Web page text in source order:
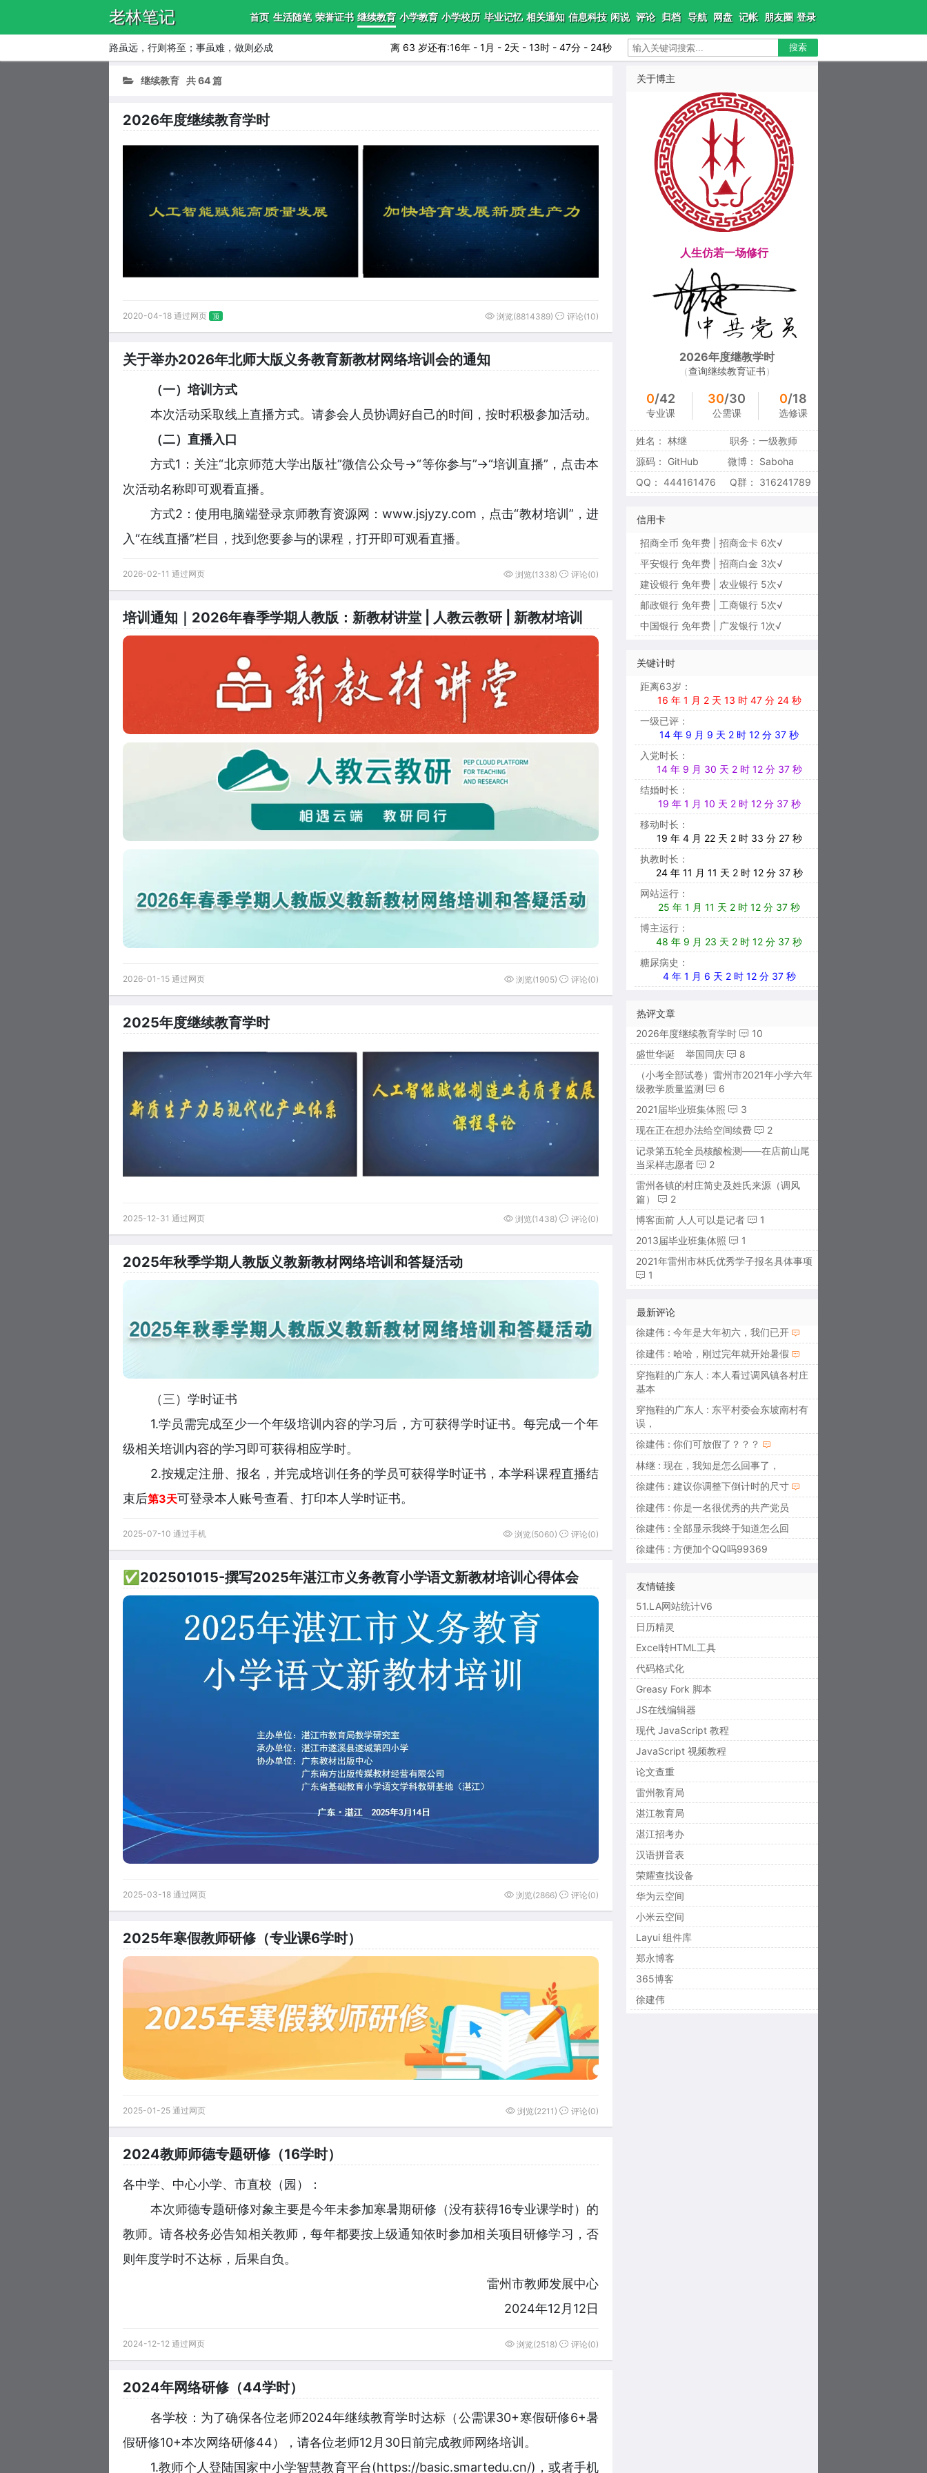
老林笔记 首页 生活随笔 荣誉证书 继续教育 小学教育 小学校历 毕业记忆 相关通知 信息科技 闲说 评论 归档 导航 网盘 记帐 朋友圈 登录
路虽远，行则将至；事虽难，做则必成 离 63 岁还有:16年 - 1月 - 2天 - 13时 - 47分 - 22秒 搜索
继续教育 共 64 篇
2026年度继续教育学时
2020-04-18 通过网页 顶 浏览(8814389) 评论(10)
关于举办2026年北师大版义务教育新教材网络培训会的通知
（一）培训方式
本次活动采取线上直播方式。请参会人员协调好自己的时间，按时积极参加活动。
（二）直播入口
方式1：关注“北京师范大学出版社”微信公众号→“等你参与”→“培训直播”，点击本
次活动名称即可观看直播。
方式2：使用电脑端登录京师教育资源网：www.jsjyzy.com ，点击“教材培训”，进
入“在线直播”栏目，找到您要参与的课程，打开即可观看直播。
2026-02-11 通过网页 浏览(1338) 评论(0)
培训通知｜2026年春季学期人教版：新教材讲堂 | 人教云教研 | 新教材培训
2026-01-15 通过网页 浏览(1905) 评论(0)
2025年度继续教育学时
2025-12-31 通过网页 浏览(1438) 评论(0)
2025年秋季学期人教版义教新教材网络培训和答疑活动
（三）学时证书
1.学员需完成至少一个年级培训内容的学习后，方可获得学时证书。每完成一个年
级相关培训内容的学习即可获得相应学时。
2.按规定注册、报名，并完成培训任务的学员可获得学时证书，本学科课程直播结
束后第3天可登录本人账号查看、打印本人学时证书。
2025-07-10 通过手机 浏览(5060) 评论(0)
✅202501015-撰写2025年湛江市义务教育小学语文新教材培训心得体会
2025-03-18 通过网页 浏览(2866) 评论(0)
2025年寒假教师研修（专业课6学时）
2025-01-25 通过网页 浏览(2211) 评论(0)
2024教师师德专题研修（16学时）
各中学、中心小学、市直校（园）：
本次师德专题研修对象主要是今年未参加寒暑期研修（没有获得16专业课学时）的
教师。请各校务必告知相关教师，每年都要按上级通知依时参加相关项目研修学习，否
则年度学时不达标，后果自负。
雷州市教师发展中心
2024年12月12日
2024-12-12 通过网页 浏览(2518) 评论(0)
2024年网络研修（44学时）
各学校：为了确保各位老师2024年继续教育学时达标（公需课30+寒假研修6+暑
假研修10+本次网络研修44），请各位老师12月30日前完成教师网络培训。
1.教师个人登陆国家中小学智慧教育平台(https://basic.smartedu.cn/)，或者手机
关于博主
人生仿若一场修行
2026年度继教学时
（查询继续教育证书）
0/42
专业课
30/30
公需课
0/18
选修课
姓名： 林继 职务： 一级教师
源码：
GitHub 微博：
Saboha
QQ：
444161476 Q群： 316241789
信用卡
招商全币 免年费 | 招商金卡 6次√
平安银行 免年费 | 招商白金 3次√
建设银行 免年费 | 农业银行 5次√
邮政银行 免年费 | 工商银行 5次√
中国银行 免年费 | 广发银行 1次√
关键计时
距离63岁：
16 年 1 月 2 天 13 时 47 分 21 秒
一级已评：
14 年 9 月 9 天 2 时 12 分 39 秒
入党时长：
14 年 9 月 30 天 2 时 12 分 39 秒
结婚时长：
19 年 1 月 10 天 2 时 12 分 39 秒
移动时长：
19 年 4 月 22 天 2 时 33 分 29 秒
执教时长：
24 年 11 月 11 天 2 时 12 分 39 秒
网站运行：
25 年 1 月 11 天 2 时 12 分 39 秒
博主运行：
48 年 9 月 23 天 2 时 12 分 39 秒
糖尿病史：
4 年 1 月 6 天 2 时 12 分 39 秒
热评文章
2026年度继续教育学时
10
盛世华诞 举国同庆
8
（小考全部试卷）雷州市2021年小学六年
级教学质量监测
6
2021届毕业班集体照
3
现在正在想办法给空间续费
2
记录第五轮全员核酸检测——在店前山尾
当采样志愿者
2
雷州各镇的村庄简史及姓氏来源（调风
篇）
2
博客面前 人人可以是记者
1
2013届毕业班集体照
1
2021年雷州市林氏优秀学子报名具体事项
1
最新评论
徐建伟 : 今年是大年初六，我们已开
徐建伟 : 哈哈，刚过完年就开始暑假
穿拖鞋的广东人 : 本人看过调风镇各村庄
基本
穿拖鞋的广东人 : 东平村委会东坡南村有
误，
徐建伟 : 你们可放假了？？？
林继 : 现在，我知是怎么回事了，
徐建伟 : 建议你调整下倒计时的尺寸
徐建伟 : 你是一名很优秀的共产党员
徐建伟 : 全部显示我终于知道怎么回
徐建伟 : 方便加个QQ吗99369
友情链接
51.LA网站统计V6
日历精灵
Excel转HTML工具
代码格式化
Greasy Fork 脚本
JS在线编辑器
现代 JavaScript 教程
JavaScript 视频教程
论文查重
雷州教育局
湛江教育局
湛江招考办
汉语拼音表
荣耀查找设备
华为云空间
小米云空间
Layui 组件库
郑永博客
365博客
徐建伟